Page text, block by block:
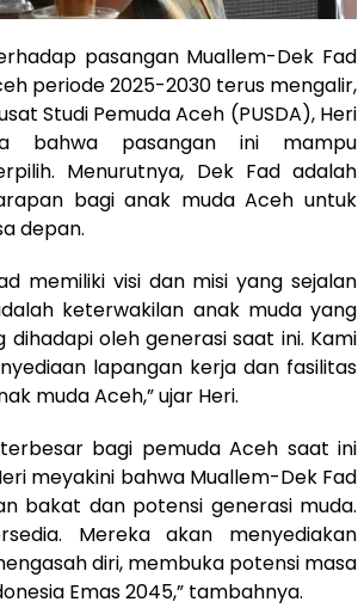
pasangan Muallem-Dek Fad
periode 2025-2030 terus mengalir,
Studi Pemuda Aceh (PUSDA), Heri
bahwa pasangan ini mampu
Menurutnya, Dek Fad adalah
bagi anak muda Aceh untuk
depan.
memiliki visi dan misi yang sejalan
keterwakilan anak muda yang
oleh generasi saat ini. Kami
lapangan kerja dan fasilitas
muda Aceh,” ujar Heri.
bagi pemuda Aceh saat ini
meyakini bahwa Muallem-Dek Fad
bakat dan potensi generasi muda.
Mereka akan menyediakan
diri, membuka potensi masa
Emas 2045,” tambahnya.